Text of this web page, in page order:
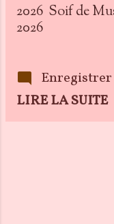
2026 Soif de
2026
LIRE LA SUITE